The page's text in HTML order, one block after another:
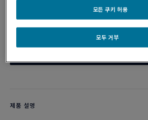
샹스 인피니 크레이지 8 링
가격 확인
제품 설명
모두 거부
모든 쿠키 허용